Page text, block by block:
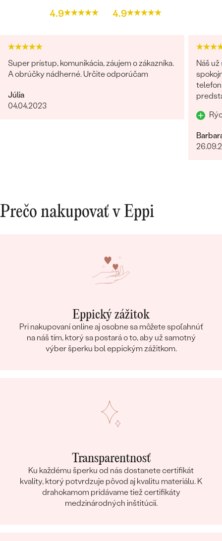
10
FARBA:
4.9 4.9
Super prístup, komunikácia, záujem o zákazníka.
A obrúčky nádherné. Určite odporúčam
Júlia
04.04.2023
Náš
Prečo nakupovať v Eppi
Eppický zážitok
Pri nakupovaní online aj osobne sa môžete spoľahnúť
na náš tím, ktorý sa postará o to, aby už samotný
výber šperku bol eppickým zážitkom.
Transparentnosť
Ku každému šperku od nás dostanete certifikát
kvality, ktorý potvrdzuje pôvod aj kvalitu materiálu. K
drahokamom pridávame tiež certifikáty
medzinárodných inštitúcií.